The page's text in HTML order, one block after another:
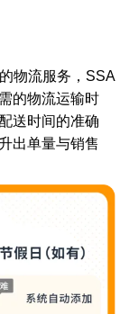
物流服务，SSA
的物流运输时
送时间的准确
出单量与销售